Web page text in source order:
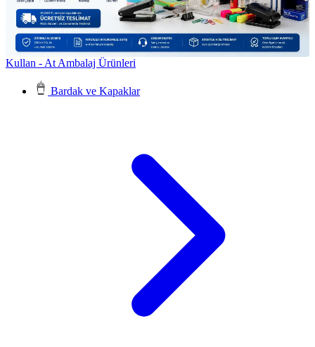
Kullan - At Ambalaj Ürünleri
Bardak ve Kapaklar